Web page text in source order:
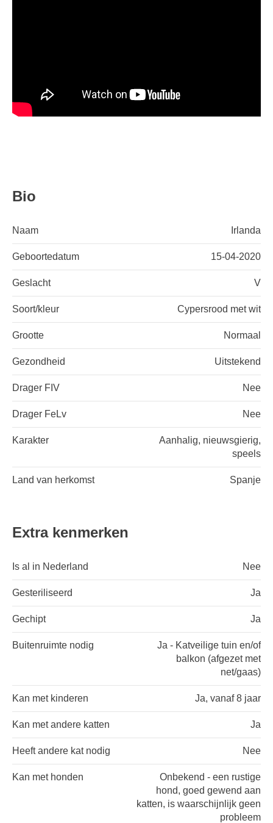
Bio
Naam Irlanda
Geboortedatum 15-04-2020
Geslacht V
Soort/kleur Cypersrood met wit
Grootte Normaal
Gezondheid Uitstekend
Drager FIV Nee
Drager FeLv Nee
Karakter
Aanhalig, nieuwsgierig,
speels
Land van herkomst Spanje
Extra kenmerken
Is al in Nederland Nee
Gesteriliseerd Ja
Gechipt Ja
Buitenruimte nodig
Ja - Katveilige tuin en/of
balkon (afgezet met
net/gaas)
Kan met kinderen Ja, vanaf 8 jaar
Kan met andere katten Ja
Heeft andere kat nodig Nee
Kan met honden
Onbekend - een rustige
hond, goed gewend aan
katten, is waarschijnlijk geen
probleem